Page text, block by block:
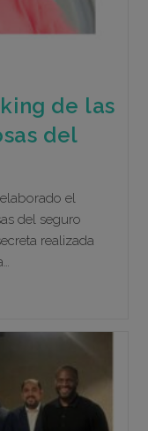
de las
del
el
del seguro
realizada